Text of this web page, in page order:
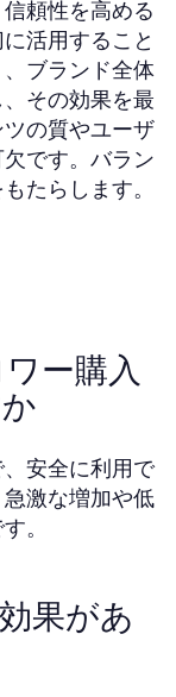
頼性を高める
活用すること
ブランド全体
その効果を最
の質やユーザ
です。バラン
たらします。
ー購入
安全に利用で
激な増加や低
。
果があ